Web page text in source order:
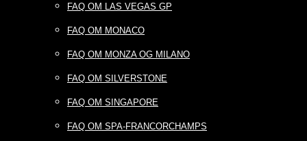
FAQ OM LAS VEGAS GP
FAQ OM MONACO
FAQ OM MONZA OG MILANO
FAQ OM SILVERSTONE
FAQ OM SINGAPORE
FAQ OM SPA-FRANCORCHAMPS